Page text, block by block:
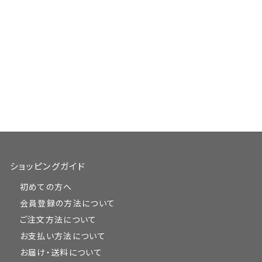
ショッピングガイド
初めての方へ
会員登録の方法について
ご注文方法について
お支払い方法について
お届け・送料について